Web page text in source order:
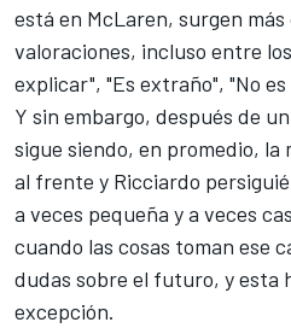
está en McLaren, surgen más
valoraciones, incluso entre
explicar", "Es extraño", "No es
Y sin embargo, después de
sigue siendo, en promedio, la
al frente y Ricciardo
a veces pequeña y a veces
cuando las cosas toman ese
dudas sobre el futuro, y esta
excepción.